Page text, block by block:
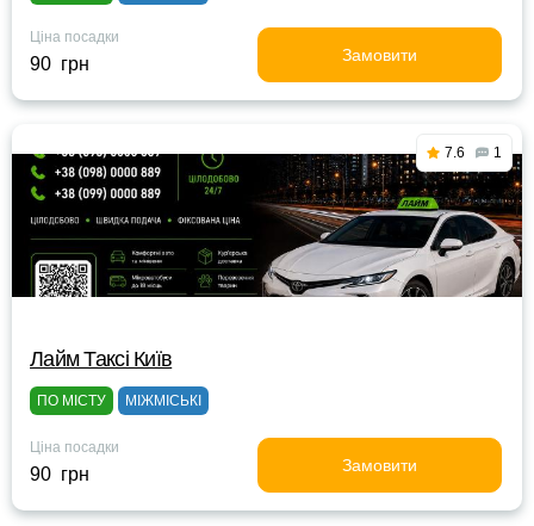
Ціна посадки
90 грн Замовити
7.6 1
Лайм Таксі Київ
ПО МІСТУ МІЖМІСЬКІ
Ціна посадки
90 грн Замовити